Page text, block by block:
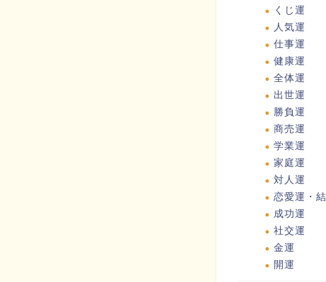
くじ運
人気運
仕事運
健康運
全体運
出世運
勝負運
商売運
学業運
家庭運
対人運
恋愛運・
成功運
社交運
金運
開運